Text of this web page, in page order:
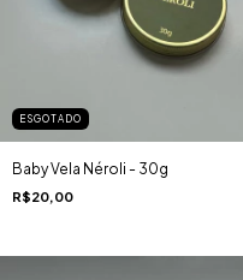
ESGOTADO
Baby Vela Néroli - 30g
R$20,00